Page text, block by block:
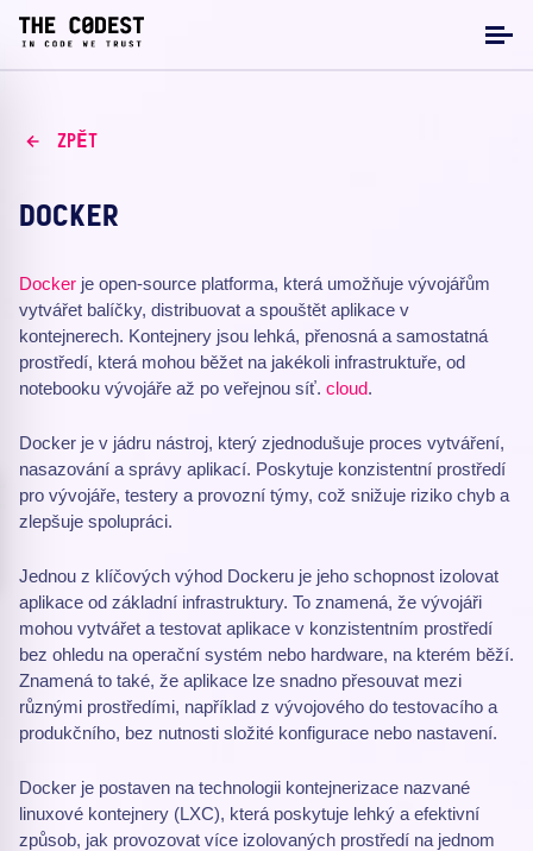
ZPĚT
DOCKER
Docker je open-source platforma, která umožňuje vývojářům
vytvářet balíčky, distribuovat a spouštět aplikace v
kontejnerech. Kontejnery jsou lehká, přenosná a samostatná
prostředí, která mohou běžet na jakékoli infrastruktuře, od
notebooku vývojáře až po veřejnou síť. cloud.
Docker je v jádru nástroj, který zjednodušuje proces vytváření,
nasazování a správy aplikací. Poskytuje konzistentní prostředí
pro vývojáře, testery a provozní týmy, což snižuje riziko chyb a
zlepšuje spolupráci.
Jednou z klíčových výhod Dockeru je jeho schopnost izolovat
aplikace od základní infrastruktury. To znamená, že vývojáři
mohou vytvářet a testovat aplikace v konzistentním prostředí
bez ohledu na operační systém nebo hardware, na kterém běží.
Znamená to také, že aplikace lze snadno přesouvat mezi
různými prostředími, například z vývojového do testovacího a
produkčního, bez nutnosti složité konfigurace nebo nastavení.
Docker je postaven na technologii kontejnerizace nazvané
linuxové kontejnery (LXC), která poskytuje lehký a efektivní
způsob, jak provozovat více izolovaných prostředí na jednom